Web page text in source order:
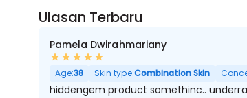
Ulasan Terbaru
Pamela Dwirahmariany
Age:38 Skin type:Combination Skin
hiddengem product somethinc..